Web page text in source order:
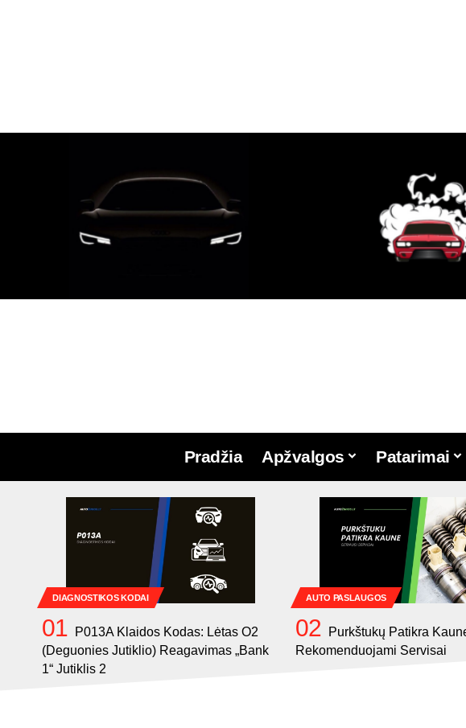
Pradžia Apžvalgos Patarimai
DIAGNOSTIKOS KODAI
P013A Klaidos Kodas: Lėtas O2
(Deguonies Jutiklio) Reagavimas „Bank
1“ Jutiklis 2
AUTO PASLAUGOS
Purkštukų Patikra
Rekomenduojami Servisai